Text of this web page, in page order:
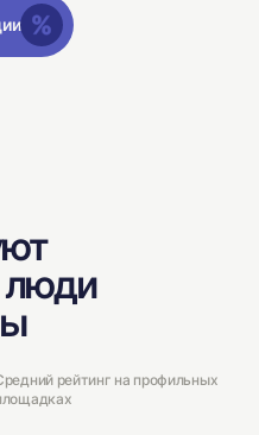
рейтинг на профильных